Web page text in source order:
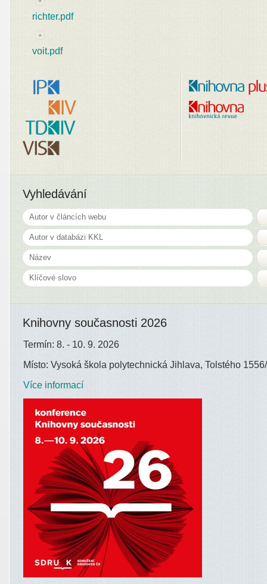
richter.pdf
voit.pdf
Vyhledávání
Knihovny současnosti 2026
Termín: 8. - 10. 9. 2026
Místo: Vysoká škola polytechnická Jihlava, Tolstého
Více informací